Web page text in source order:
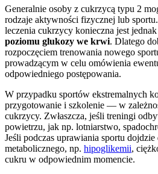
Generalnie osoby z cukrzycą typu 2
rodzaje aktywności fizycznej lub
leczenia cukrzycy konieczna jest jednak
poziomu glukozy we krwi. Dlatego
rozpoczęciem trenowania nowego
prowadzącym w celu omówienia
odpowiedniego postępowania.
W przypadku sportów ekstremalnych
przygotowanie i szkolenie — w
cukrzycy. Zwłaszcza, jeśli treningi
powietrzu, jak np. lotniarstwo,
Jeśli podczas uprawiania sportu dojdzie
metabolicznego, np. hipoglikemii,
cukru w odpowiednim momencie.